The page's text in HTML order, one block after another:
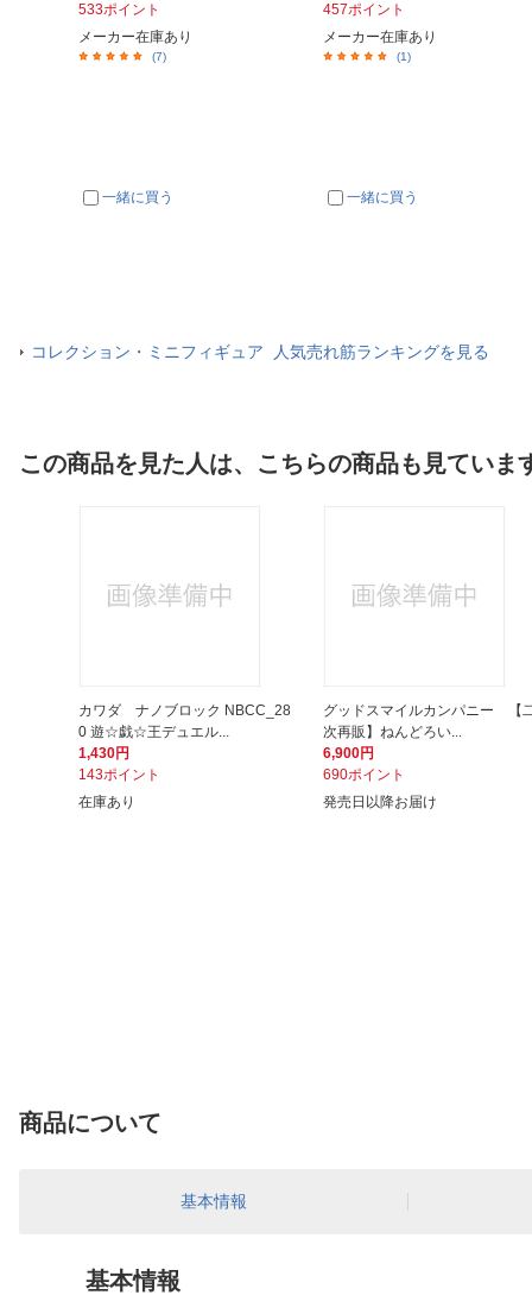
533ポイント
メーカー在庫あり
(7)
一緒に買う
457ポイント
メーカー在庫あり
(1)
一緒に買う
コレクション・ミニフィギュア 人気売れ筋ランキングを見る
この商品を見た人は、こちらの商品も見ていま
カワダ ナノブロック NBCC_28
0 遊☆戯☆王デュエル...
1,430円
143ポイント
在庫あり
グッドスマイルカンパニー 【
次再販】ねんどろい...
6,900円
690ポイント
発売日以降お届け
商品について
基本情報
基本情報